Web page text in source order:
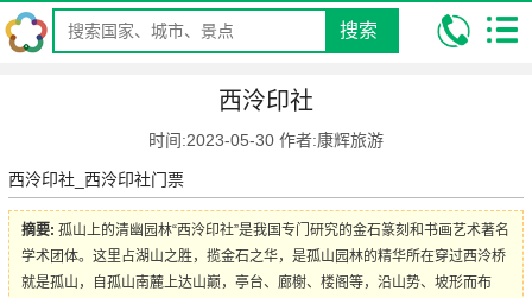
搜索
西泠印社
时间:2023-05-30 作者:康辉旅游
西泠印社_西泠印社门票
摘要: 孤山上的清幽园林“西泠印社”是我国专门研究的金石篆刻和书画艺术著名
学术团体。这里占湖山之胜，揽金石之华，是孤山园林的精华所在穿过西泠桥
就是孤山，自孤山南麓上达山巅，亭台、廊榭、楼阁等，沿山势、坡形而布